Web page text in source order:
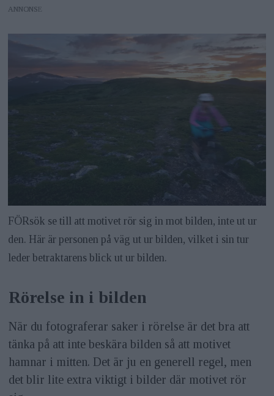
ANNONS
FÖRsök se till att motivet rör sig in mot bilden, inte ut ur
den. Här är personen på väg ut ur bilden, vilket i sin tur
leder betraktarens blick ut ur bilden.
Rörelse in i bilden
När du fotograferar saker i rörelse är det bra att
tänka på att inte beskära bilden så att motivet
hamnar i mitten. Det är ju en generell regel, men
det blir lite extra viktigt i bilder där motivet rör